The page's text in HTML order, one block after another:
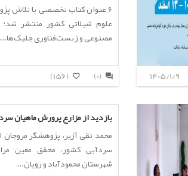
1405/1/9
۶ عنوان کتاب تخصصی با تلاش
علوم شیلاتی کشور منتشر شد؛
مصنوعی و زیست‌فناوری جلبک‌ها...
(156) (0)
بازدید از مزارع پرورش ماهیان
محمد تقی آژیر، پژوهشگر
سردآبی کشور، محقق معین
شهرستان محمودآباد و رویان...